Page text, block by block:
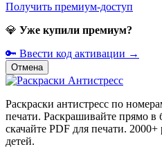
Получить премиум-доступ
💎 Уже купили премиум?
🔑 Ввести код активации →
Отмена
Раскраски антистресс по
печати. Раскрашивайте прямо в
скачайте PDF для печати.
детей.